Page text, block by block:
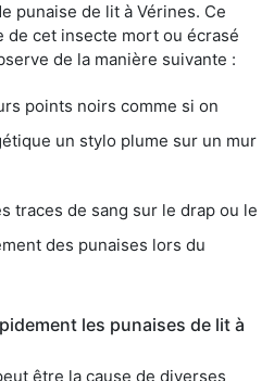
punaise de lit à Vérines. Ce
de cet insecte mort ou écrasé
de la manière suivante :
points noirs comme si on
un stylo plume sur un mur
traces de sang sur le drap ou le
des punaises lors du
les punaises de lit à
être la cause de diverses